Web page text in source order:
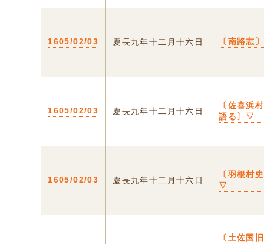
1605/02/03 慶長九年十二月十六日 〔南路志
1605/02/03 慶長九年十二月十六日
〔佐喜浜
語る〕▽
1605/02/03 慶長九年十二月十六日
〔羽根村
▽
〔土佐国